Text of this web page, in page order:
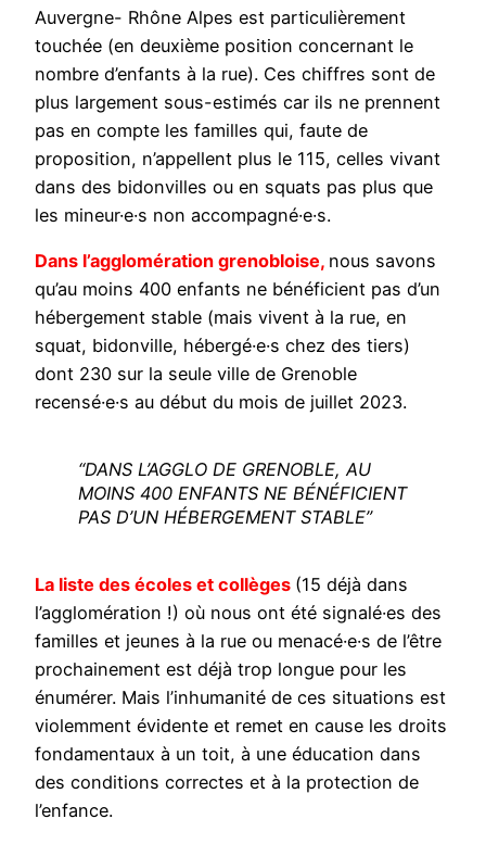
Auvergne- Rhône Alpes est particulièrement
touchée (en deuxième position concernant le
nombre d’enfants à la rue). Ces chiffres sont de
plus largement sous-estimés car ils ne prennent
pas en compte les familles qui, faute de
proposition, n’appellent plus le 115, celles vivant
dans des bidonvilles ou en squats pas plus que
les mineur·e·s non accompagné·e·s.
Dans l’agglomération grenobloise, nous savons
qu’au moins 400 enfants ne bénéficient pas d’un
hébergement stable (mais vivent à la rue, en
squat, bidonville, hébergé·e·s chez des tiers)
dont 230 sur la seule ville de Grenoble
recensé·e·s au début du mois de juillet 2023.
“DANS L’AGGLO DE GRENOBLE, AU
MOINS 400 ENFANTS NE BÉNÉFICIENT
PAS D’UN HÉBERGEMENT STABLE”
La liste des écoles et collèges (15 déjà dans
l’agglomération !) où nous ont été signalé·es des
familles et jeunes à la rue ou menacé·e·s de l’être
prochainement est déjà trop longue pour les
énumérer. Mais l’inhumanité de ces situations est
violemment évidente et remet en cause les droits
fondamentaux à un toit, à une éducation dans
des conditions correctes et à la protection de
l’enfance.